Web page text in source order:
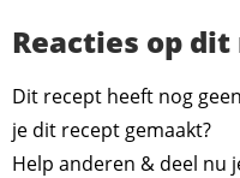
Reacties op
Dit recept heeft nog
je dit recept gemaakt?
Help anderen & deel nu